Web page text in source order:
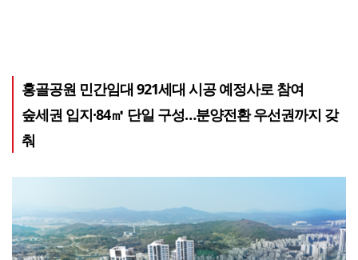
홍골공원 민간임대 921세대 시공 예정사로 참여
숲세권 입지·84㎡ 단일 구성…분양전환 우선권까지 갖
춰